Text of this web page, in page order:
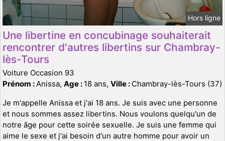
Hors ligne
Une libertine en concubinage souhaiterait
rencontrer d'autres libertins sur Chambray-
lès-Tours
Voiture Occasion 93
Prénom : Anissa, Age : 18 ans, Ville : Chambray-lès-Tours (37)
Je m'appelle Anissa et j'ai 18 ans. Je suis avec une personne
et nous sommes assez libertins. Nous voulons quelqu'un de
notre âge pour cette soirée sexuelle. Je suis une femme qui
aime le sexe et j'ai besoin d'un autre homme pour avoir un